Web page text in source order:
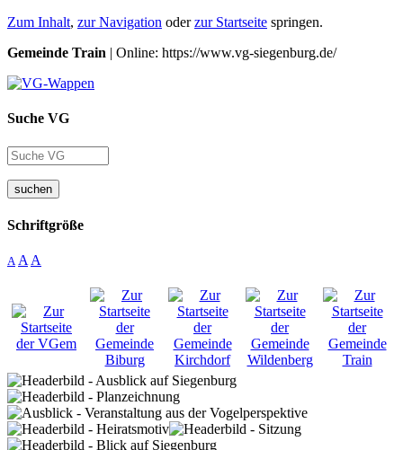
Zum Inhalt, zur Navigation oderzur Startseite springen.
Gemeinde Train | Online: https://www.vg-siegenburg.de/
Suche VG
suchen
Schriftgröße
A A A